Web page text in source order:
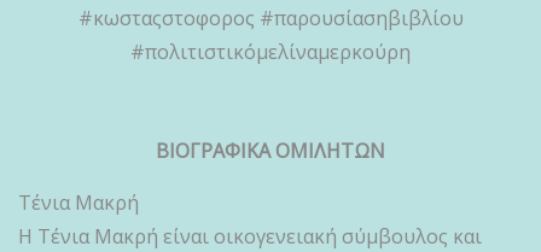
#κωσταςστοφορος #παρουσίασηβιβλίου
#πολιτιστικόμελίναμερκούρη
ΒΙΟΓΡΑΦΙΚΑ ΟΜΙΛΗΤΩΝ
Τένια Μακρή
Η Τένια Μακρή είναι οικογενειακή σύμβουλος και